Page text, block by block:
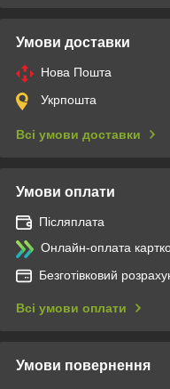
Умови доставки
Нова Пошта
Укрпошта
Всі умови доставки
Умови оплати
Післяплата
Онлайн-оплата
Безготівковий
Всі умови оплати
Умови повернення